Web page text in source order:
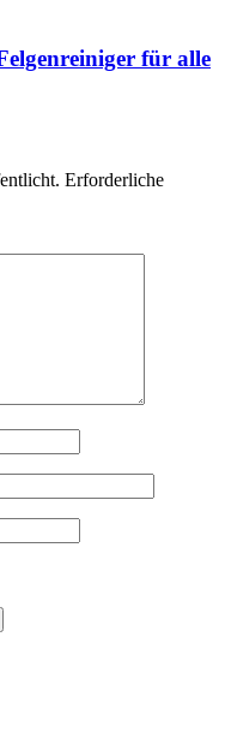
für alle
Erforderliche